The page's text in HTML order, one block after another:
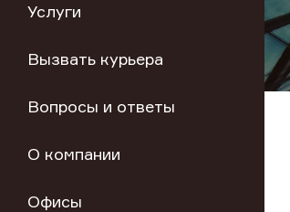
Услуги
Вызвать курьера
Вопросы и ответы
О компании
Офисы